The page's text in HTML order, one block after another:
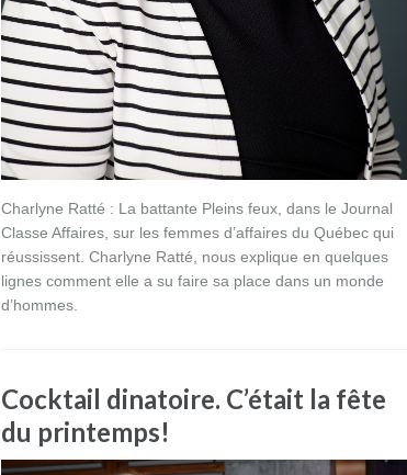
Charlyne Ratté : La battante Pleins feux, dans le Journal
Classe Affaires, sur les femmes d’affaires du Québec qui
réussissent. Charlyne Ratté, nous explique en quelques
lignes comment elle a su faire sa place dans un monde
d’hommes.
Cocktail dinatoire. C’était la fête
du printemps!